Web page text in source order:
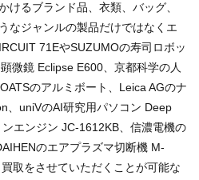
けるブランド品、衣類、バッグ、
なジャンルの製品だけではなくエ
71EやSUZUMOの寿司ロボッ
微鏡 Eclipse E600、京都科学の人
のアルミボート、Leica AGのナ
、uniVのAI研究用パソコン Deep
エンジン JC-1612KB、信濃電機の
のエアプラズマ切断機 M-
取をさせていただくことが可能な